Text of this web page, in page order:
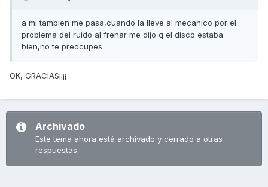
a mi tambien me pasa,cuando la lleve al mecanico por el
problema del ruido al frenar me dijo q el disco estaba
bien,no te preocupes.
OK, GRACIAS¡¡¡¡
Archivado
Este tema ahora está archivado y cerrado a otras
respuestas.